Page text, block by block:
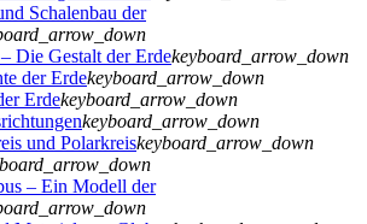
Schalenbau der
Die Gestalt der Erdekeyboard_arrow_down
der Erdekeyboard_arrow_down
Erdekeyboard_arrow_down
keyboard_arrow_down
und Polarkreiskeyboard_arrow_down
– Ein Modell der